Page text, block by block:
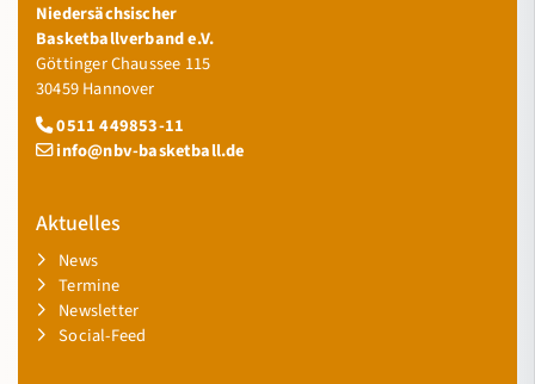
Niedersächsischer
Basketballverband e.V.
Göttinger Chaussee 115
30459 Hannover
0511 449853-11
info@nbv-basketball.de
Aktuelles
News
Termine
Newsletter
Social-Feed